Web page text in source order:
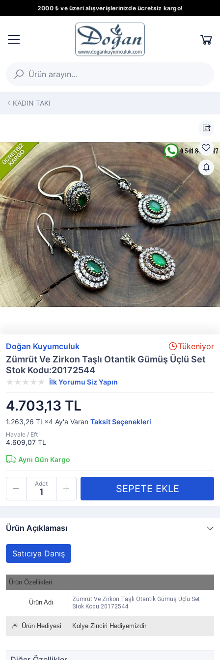
2000 ₺ ve üzeri alışverişlerinizde ücretsiz kargo!
KADIN TAKI
Doğan Kuyumculuk Tükeniyor
Zümrüt Ve Zirkon Taşlı Otantik Gümüş Üçlü Set
Stok Kodu:20172544
İlk Yorumu Siz Yapın
4.703,13 TL
1.263,26 TL×4 Ay'a Varan Taksit Seçenekleri
Havale / Eft
4.609,07 TL
Aynı Gün Kargo
Adet
Ürün Açıklaması
Satıcıya Danış
Ürün Özellikleri
Ürün Adı
Zümrüt Ve Zirkon Taşlı Otantik Gümüş Üçlü Set
Stok Kodu:20172544
🎆 Ürün Hediyesi Kolye Zinciri Hediyemizdir